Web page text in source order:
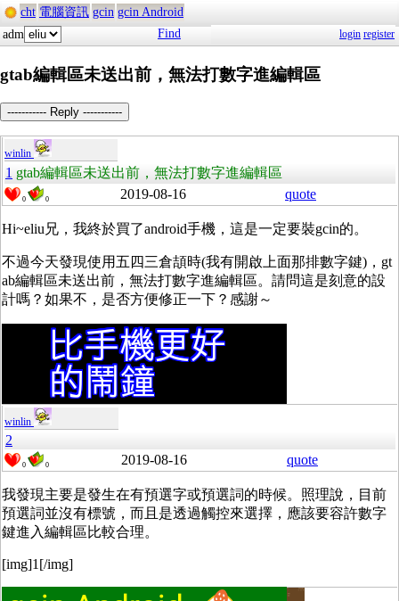
cht 電腦資訊 gcin gcin Android
adm
Find login register
gtab編輯區未送出前，無法打數字進編輯區
----------- Reply -----------
winlin
1 gtab編輯區未送出前，無法打數字進編輯區
0 0 2019-08-16 quote
Hi~eliu兄，我終於買了android手機，這是一定要裝gcin的。
不過今天發現使用五四三倉頡時(我有開啟上面那排數字鍵)，gt
ab編輯區未送出前，無法打數字進編輯區。請問這是刻意的設
計嗎？如果不，是否方便修正一下？感謝～
winlin
2
0 0 2019-08-16 quote
我發現主要是發生在有預選字或預選詞的時候。照理說，目前
預選詞並沒有標號，而且是透過觸控來選擇，應該要容許數字
鍵進入編輯區比較合理。
[img]1[/img]